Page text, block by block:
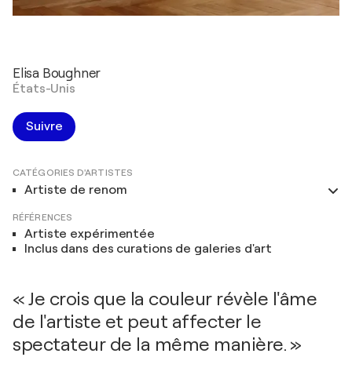
Elisa Boughner
États-Unis
Suivre
CATÉGORIES D'ARTISTES
Artiste de renom
RÉFÉRENCES
Artiste expérimentée
Inclus dans des curations de galeries d'art
« Je crois que la couleur révèle l'âme
de l'artiste et peut affecter le
spectateur de la même manière. »